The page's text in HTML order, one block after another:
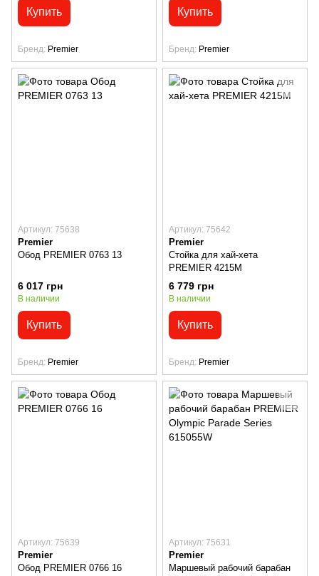
Купить
Бренд Premier
Купить
Бренд Premier
Артикул: 75638
Premier
Обод PREMIER 0763 13
6 017 грн
В наличии
Купить
Бренд Premier
Артикул: 75642
Premier
Стойка для хай-хета
PREMIER 4215M
6 779 грн
В наличии
Купить
Бренд Premier
Артикул: 75639
Premier
Обод PREMIER 0766 16
Артикул: 75631
Premier
Маршевый рабочий барабан